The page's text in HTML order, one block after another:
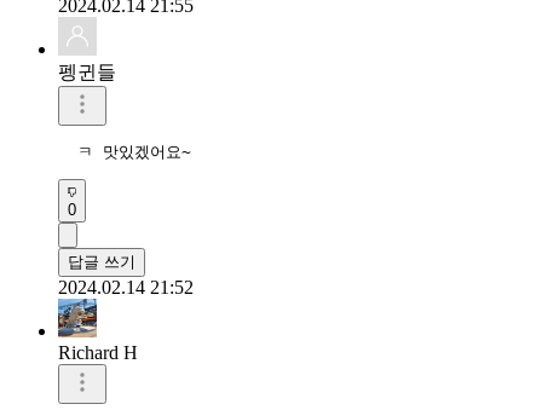
2024.02.14 21:55
펭귄들
ㅋ 맛있겠어요~
0
답글 쓰기
2024.02.14 21:52
Richard H